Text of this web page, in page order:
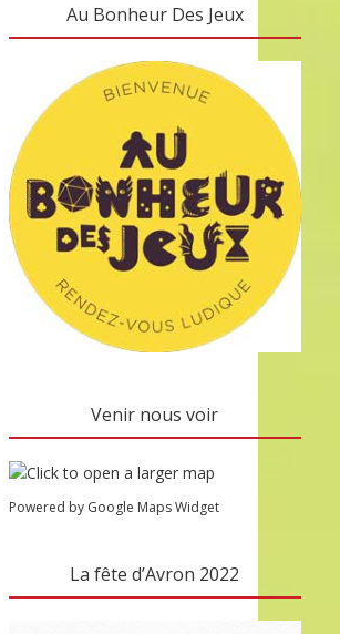
Au Bonheur Des Jeux
Venir nous voir
Powered by Google Maps Widget
La fête d’Avron 2022